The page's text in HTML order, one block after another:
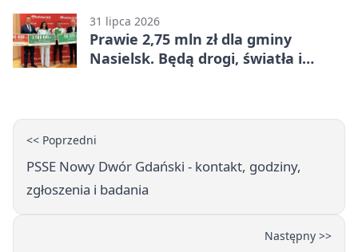
31 lipca 2026
Prawie 2,75 mln zł dla gminy
Nasielsk. Będą drogi, światła i
<< Poprzedni
PSSE Nowy Dwór Gdański - kontakt, godziny,
zgłoszenia i badania
Następny >>